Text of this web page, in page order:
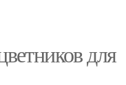
для